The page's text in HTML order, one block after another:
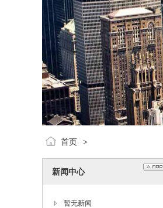
首页 >
新闻中心
暂无新闻